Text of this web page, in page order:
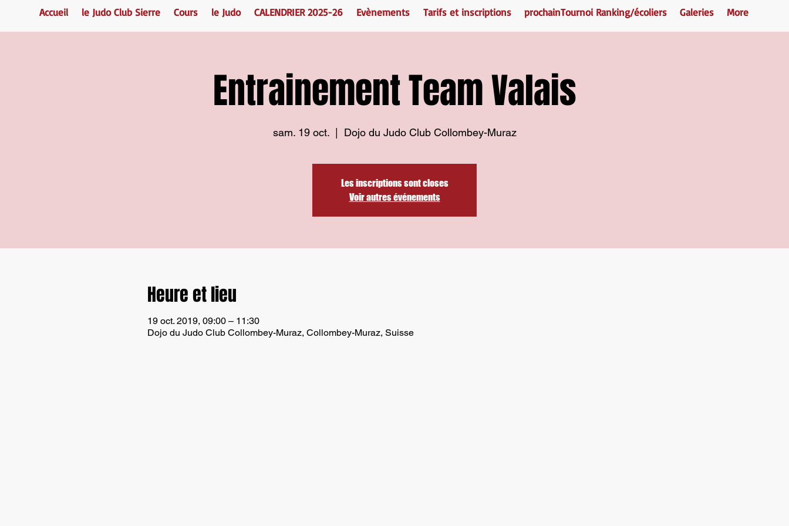
Accueil le Judo Club Sierre Cours le Judo CALENDRIER 2025-26 Evènements Tarifs et inscriptions prochainTournoi Ranking/écoliers Galeries More
Entrainement Team Valais
sam. 19 oct.
  |
Dojo du Judo Club Collombey-Muraz
Les inscriptions sont closes
Voir autres événements
Heure et lieu
19 oct. 2019, 09:00 – 11:30
Dojo du Judo Club Collombey-Muraz, Collombey-Muraz, Suisse